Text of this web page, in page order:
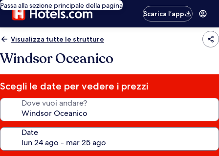
Passa alla sezione principale della pagina
Scarica l’app
Visualizza tutte le strutture
Windsor Oceanico
Scegli le date per vedere i prezzi
Dove vuoi andare?
Date